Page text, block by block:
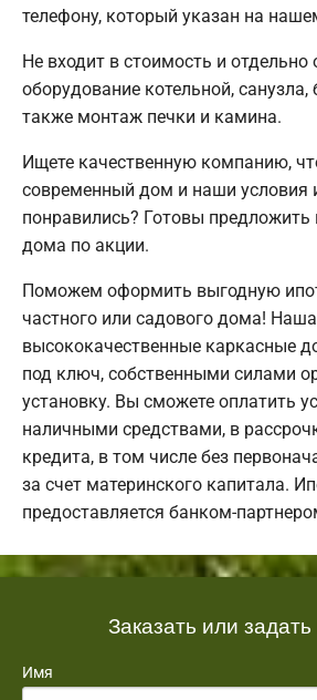
телефону, который указан на
Не входит в стоимость и отдельно
оборудование котельной, санузла,
также монтаж печки и камина.
Ищете качественную компанию,
современный дом и наши условия
понравились? Готовы
дома по акции.
Поможем оформить выгодную
частного или садового дома!
высококачественные каркасные
под ключ, собственными силами
установку. Вы сможете оплатить
наличными средствами, в
кредита, в том числе без
за счет материнского капитала.
предоставляется банком-
Заказать или
Имя